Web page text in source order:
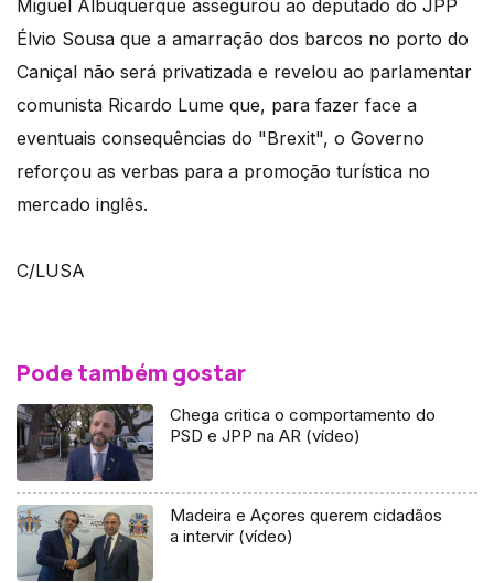
Miguel Albuquerque assegurou ao deputado do JPP
Élvio Sousa que a amarração dos barcos no porto do
Caniçal não será privatizada e revelou ao parlamentar
comunista Ricardo Lume que, para fazer face a
eventuais consequências do "Brexit", o Governo
reforçou as verbas para a promoção turística no
mercado inglês.
C/LUSA
Pode também gostar
Chega critica o comportamento do
PSD e JPP na AR (vídeo)
Madeira e Açores querem cidadãos
a intervir (vídeo)